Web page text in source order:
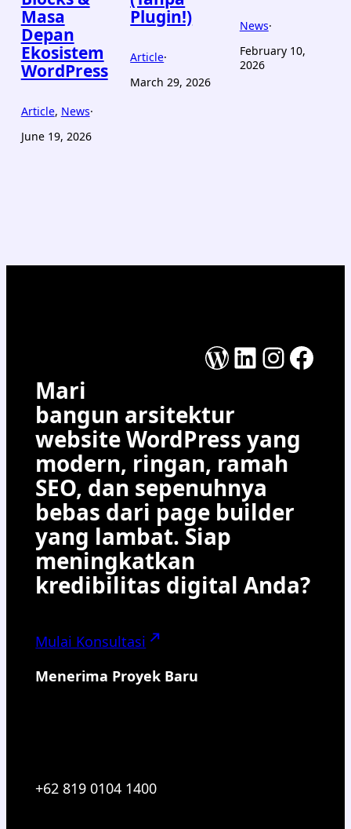
Masa
Depan
Ekosistem
WordPress
Article, News·
June 19, 2026
Plugin!)
Article·
March 29, 2026
News·
February 10,
2026
WordPress
LinkedIn
Mari
bangun arsitektur
website WordPress yang
modern, ringan, ramah
SEO, dan sepenuhnya
bebas dari page builder
yang lambat. Siap
meningkatkan
kredibilitas digital Anda?
Mulai Konsultasi
Menerima Proyek Baru
+62 819 0104 1400